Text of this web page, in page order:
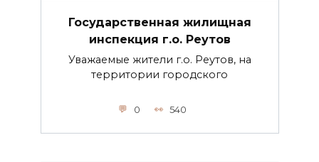
Государственная жилищная
инспекция г.о. Реутов
Уважаемые жители г.о. Реутов, на
территории городского
0 540